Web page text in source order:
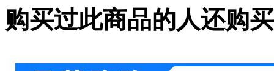
购买过此商品的人还购